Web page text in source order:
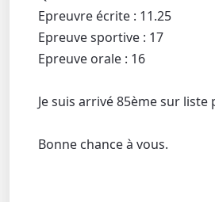
Epreuvre écrite : 11.25
Epreuve sportive : 17
Epreuve orale : 16
Je suis arrivé 85ème sur liste
Bonne chance à vous.